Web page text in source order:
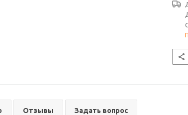
Отзывы Задать вопрос